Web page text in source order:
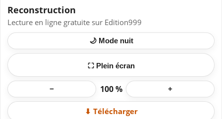
Reconstruction
Lecture en ligne gratuite sur Edition999
🌙 Mode nuit
⛶ Plein écran
− 100 % +
⬇ Télécharger